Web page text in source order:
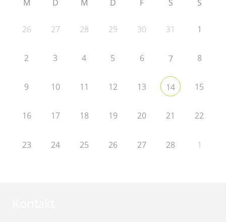
M D M D F S S
26 27 28 29 30 31 1
2 3 4 5 6 7 8
9 10 11 12 13 14 15
16 17 18 19 20 21 22
23 24 25 26 27 28 1